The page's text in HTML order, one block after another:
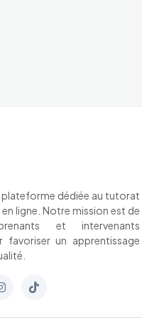
dédiée au tutorat
ligne. Notre mission est de
et intervenants
favoriser un apprentissage